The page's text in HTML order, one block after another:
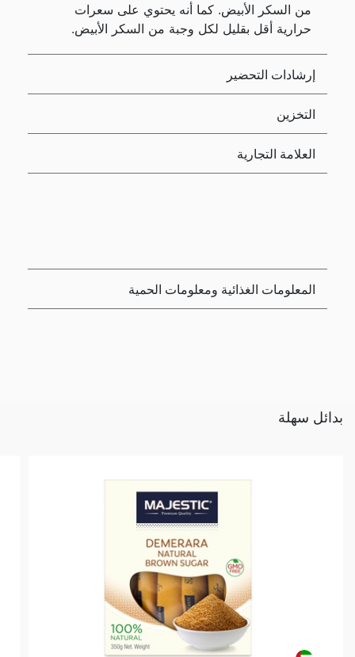
من السكر الأبيض. كما أنه يحتوي على سعرات
حرارية أقل بقليل لكل وجبة من السكر الأبيض.
إرشادات التحضير
التخزين
العلامة التجارية
المعلومات الغذائية ومعلومات الحمية
بدائل سهلة